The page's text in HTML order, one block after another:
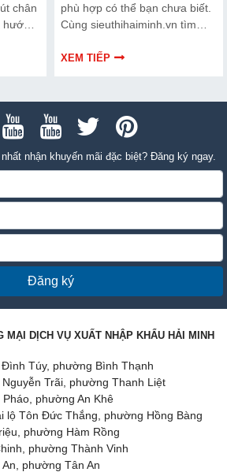
chân
phù hợp có thể bạn chưa biết.
Cùng sieuthihaiminh.vn tìm
thông tin bài viết dưới đây nhé!
XEM TIẾP
nhận khuyến mãi đặc biệt? Đăng ký ngay.
Đăng ký
MẠI DỊCH VỤ XUẤT NHẬP KHẨU HẢI MINH
Túy, phường Bình Thạnh
Trãi, phường Thanh Liệt
phường An Khê
lộ Tôn Đức Thắng, phường Hồng Bàng
phường Hàm Rồng
phường Thành Vinh
phường Tân An